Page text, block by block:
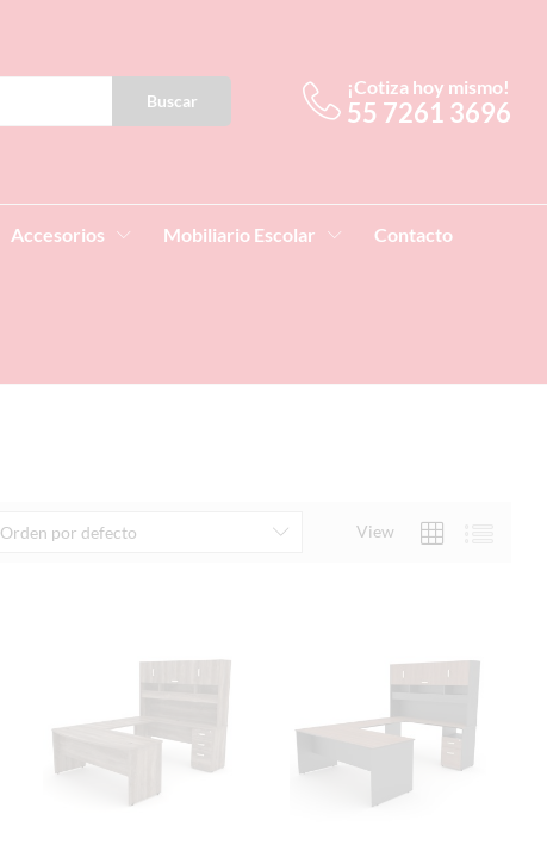
Buscar
¡Cotiza hoy mismo!
55 7261 3696
Accesorios Mobiliario Escolar Contacto
View
Orden por defecto